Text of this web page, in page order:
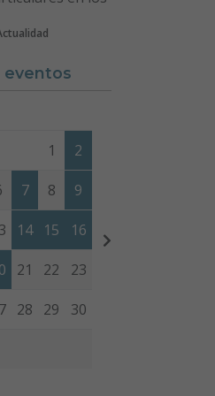
eventos
Miércoles Jueves
1 2
7 8 9
14 15 16
21 22 23
28 29 30